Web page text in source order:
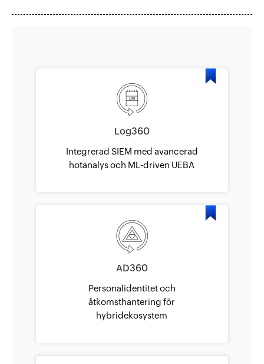
Log360
Integrerad SIEM med avancerad
hotanalys och ML-driven UEBA
AD360
Personalidentitet och
åtkomsthantering för
hybridekosystem